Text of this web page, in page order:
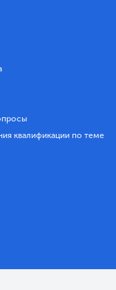
квалификации по теме